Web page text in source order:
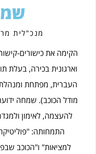
מנכ"לית
וארגונית בכירה, בעלת
העברית, מפתחת
מודל הכוכב). שמחה
להעצמה, לאימון
התמחותה: